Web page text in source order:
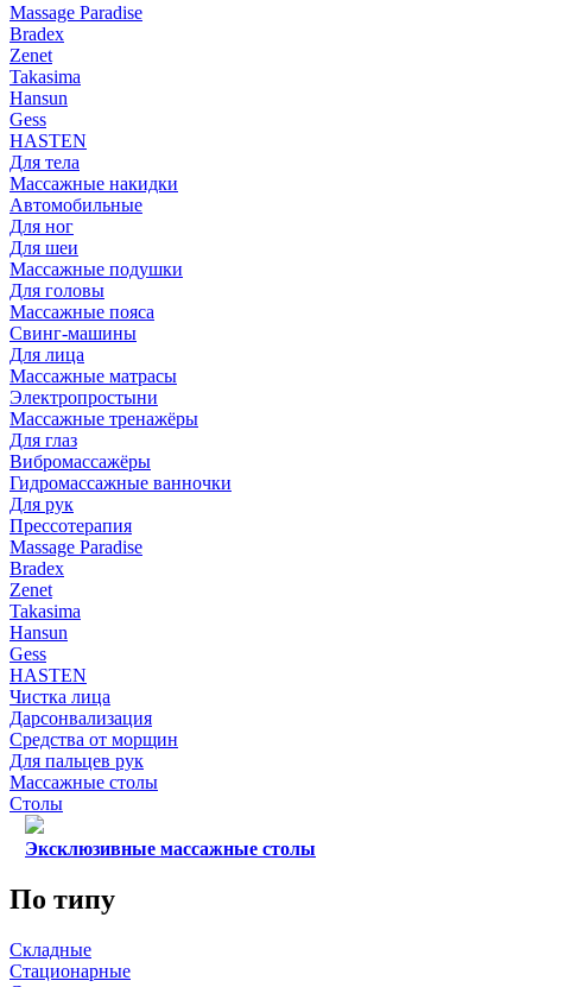
Massage Paradise
Bradex
Zenet
Takasima
Hansun
Gess
HASTEN
Для тела
Массажные накидки
Автомобильные
Для ног
Для шеи
Массажные подушки
Для головы
Массажные пояса
Свинг-машины
Для лица
Массажные матрасы
Электропростыни
Массажные тренажёры
Для глаз
Вибромассажёры
Гидромассажные ванночки
Для рук
Прессотерапия
Massage Paradise
Bradex
Zenet
Takasima
Hansun
Gess
HASTEN
Чистка лица
Дарсонвализация
Средства от морщин
Для пальцев рук
Массажные столы
Столы
Эксклюзивные массажные столы
По типу
Складные
Стационарные